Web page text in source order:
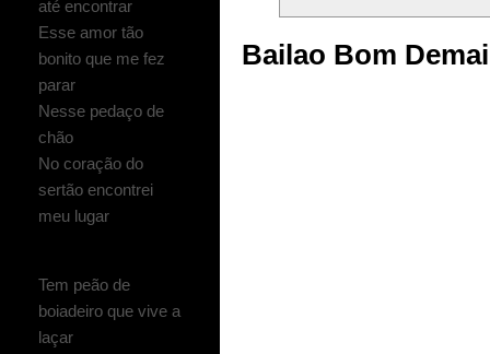
Bailao Bom
até encontrar
Esse amor tão
bonito que me fez
parar
Nesse pedaço de
chão
No coração do
sertão encontrei
meu lugar
Tem peão de
boiadeiro que vive a
laçar